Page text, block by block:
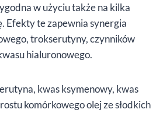
w użyciu także na kilka
Efekty te zapewnia synergia
trokserutyny, czynników
hialuronowego.
kwas ksymenowy, kwas
komórkowego olej ze słodkich